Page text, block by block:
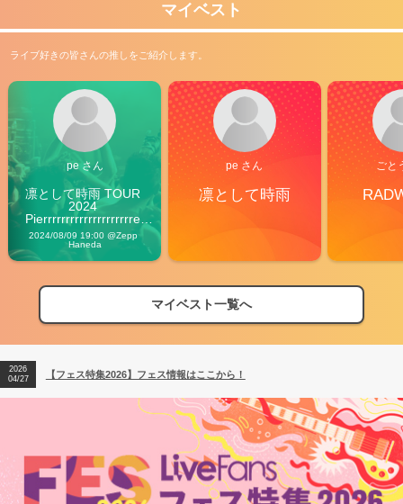
マイベスト
ライブ好きの皆さんの推しをご紹介します。
pe さん
凛として時雨 TOUR
2024
Pierrrrrrrrrrrrrrrrrrrre
Vibes
2024/08/09 19:00 @Zepp
Haneda
pe さん
凛として時雨
ごと
マイベスト一覧へ
【フェス特集2026】フェス情報はここから！
【ライブ動員ランキング】2026年上半期編発表！
2026
04/27
【フェス特集2026】フェス情報はここから！
2026
【ライブ動員ランキング】2026年上半期編発表！